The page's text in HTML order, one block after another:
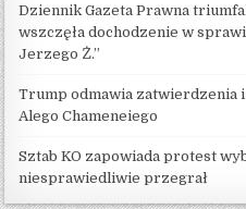
Dziennik Gazeta Prawna
wszczęła dochodzenie w
Jerzego Ż.”
Trump odmawia zatwierdzenia
Alego Chameneiego
Sztab KO zapowiada protest
niesprawiedliwie przegrał